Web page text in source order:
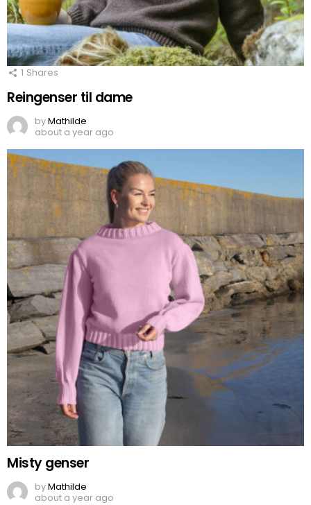
1 Shares
Reingenser til dame
byMathilde
about a year ago
Misty genser
byMathilde
about a year ago